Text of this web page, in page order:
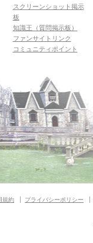
スクリーンショット掲示
板
知識王（質問掲示板）
ファンサイトリンク
コミュニティポイント
規約 プライバシーポリシー